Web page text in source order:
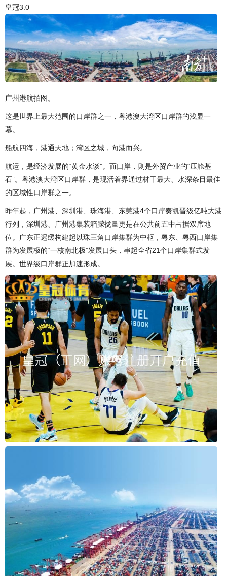
皇冠3.0
广州港航拍图。
这是世界上最大范围的口岸群之一，粤港澳大湾区口岸群的浅显一
幕。
船航四海，港通天地；湾区之城，向港而兴。
航运，是经济发展的“黄金水谈”。而口岸，则是外贸产业的“压舱基
石”。粤港澳大湾区口岸群，是现活着界通过材干最大、水深条目最佳
的区域性口岸群之一。
昨年起，广州港、深圳港、珠海港、东莞港4个口岸奏凯晋级亿吨大港
行列，深圳港、广州港集装箱朦拢量更是在公共前五中占据双席地
位。广东正迟缓构建起以珠三角口岸集群为中枢，粤东、粤西口岸集
群为发展极的“一核南北极”发展口头，串起全省21个口岸集群式发
展。世界级口岸群正加速形成。